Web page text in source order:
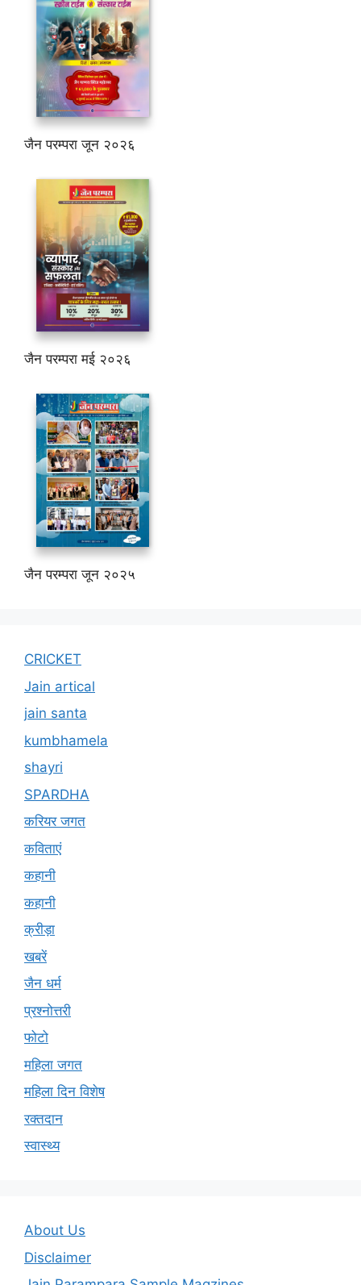
जैन परम्परा जून २०२६
जैन परम्परा मई २०२६
जैन परम्परा जून २०२५
CRICKET
Jain artical
jain santa
kumbhamela
shayri
SPARDHA
करियर जगत
कविताएं
कहानी
कहानी
क्रीड़ा
खबरें
जैन धर्म
प्रश्नोत्तरी
फोटो
महिला जगत
महिला दिन विशेष
रक्तदान
स्वास्थ्य
About Us
Disclaimer